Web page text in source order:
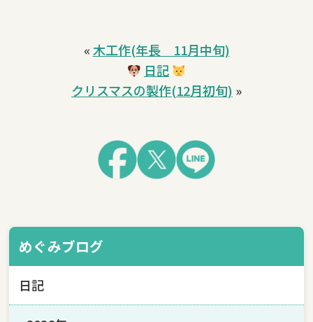
«木工作(年長 11月中旬)
日記
クリスマスの製作(12月初旬) »
めぐみブログ
日記